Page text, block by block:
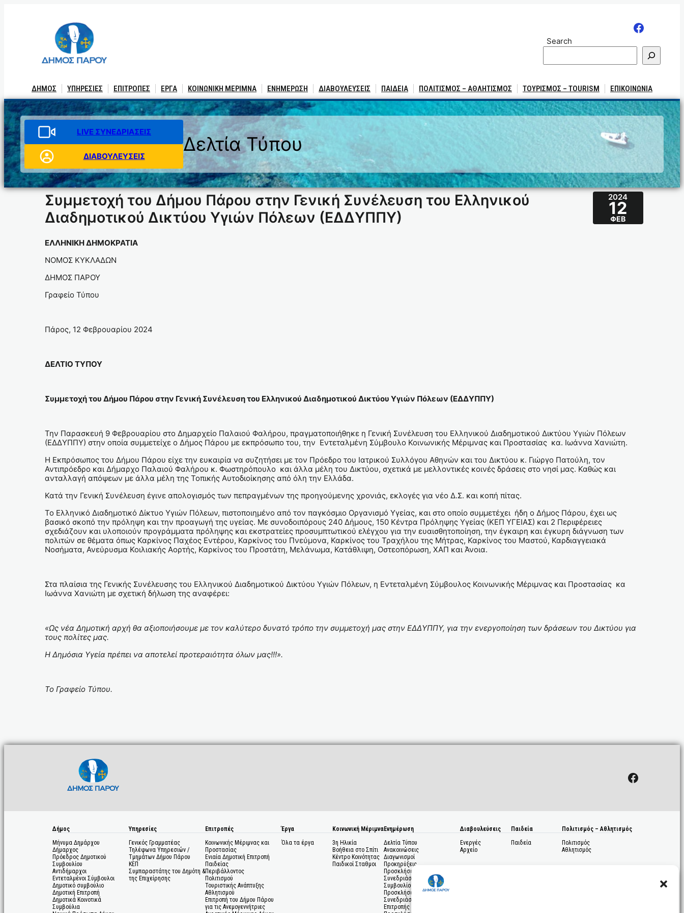
Search
ΔΗΜΟΣ ΥΠΗΡΕΣΙΕΣ ΕΠΙΤΡΟΠΕΣ ΕΡΓΑ ΚΟΙΝΩΝΙΚΗ ΜΕΡΙΜΝΑ ΕΝΗΜΕΡΩΣΗ ΔΙΑΒΟΥΛΕΥΣΕΙΣ ΠΑΙΔΕΙΑ ΠΟΛΙΤΙΣΜΟΣ – ΑΘΛΗΤΙΣΜΟΣ ΤΟΥΡΙΣΜΟΣ – TOURISM ΕΠΙΚΟΙΝΩΝΙΑ
LIVE ΣΥΝΕΔΡΙΑΣΕΙΣ
ΔΙΑΒΟΥΛΕΥΣΕΙΣ
Δελτία Τύπου
Συμμετοχή του Δήμου Πάρου στην Γενική Συνέλευση του Ελληνικού
Διαδημοτικού Δικτύου Υγιών Πόλεων (ΕΔΔΥΠΠΥ)
2024
12
ΦΕΒ
ΕΛΛΗΝΙΚΗ ΔΗΜΟΚΡΑΤΙΑ
ΝΟΜΟΣ ΚΥΚΛΑΔΩΝ
ΔΗΜΟΣ ΠΑΡΟΥ
Γραφείο Τύπου
Πάρος, 12 Φεβρουαρίου 2024
ΔΕΛΤΙΟ ΤΥΠΟΥ
Συμμετοχή του Δήμου Πάρου στην Γενική Συνέλευση του Ελληνικού Διαδημοτικού Δικτύου Υγιών Πόλεων (ΕΔΔΥΠΠΥ)
Την Παρασκευή 9 Φεβρουαρίου στο Δημαρχείο Παλαιού Φαλήρου, πραγματοποιήθηκε η Γενική Συνέλευση του Ελληνικού Διαδημοτικού Δικτύου Υγιών Πόλεων
(ΕΔΔΥΠΠΥ) στην οποία συμμετείχε ο Δήμος Πάρου με εκπρόσωπο του, την Εντεταλμένη Σύμβουλο Κοινωνικής Μέριμνας και Προστασίας κα. Ιωάννα Χανιώτη.
Η Εκπρόσωπος του Δήμου Πάρου είχε την ευκαιρία να συζητήσει με τον Πρόεδρο του Ιατρικού Συλλόγου Αθηνών και του Δικτύου κ. Γιώργο Πατούλη, τον
Αντιπρόεδρο και Δήμαρχο Παλαιού Φαλήρου κ. Φωστηρόπουλο και άλλα μέλη του Δικτύου, σχετικά με μελλοντικές κοινές δράσεις στο νησί μας. Καθώς και
ανταλλαγή απόψεων με άλλα μέλη της Τοπικής Αυτοδιοίκησης από όλη την Ελλάδα.
Κατά την Γενική Συνέλευση έγινε απολογισμός των πεπραγμένων της προηγούμενης χρονιάς, εκλογές για νέο Δ.Σ. και κοπή πίτας.
Το Ελληνικό Διαδημοτικό Δίκτυο Υγιών Πόλεων, πιστοποιημένο από τον παγκόσμιο Οργανισμό Υγείας, και στο οποίο συμμετέχει ήδη ο Δήμος Πάρου, έχει ως
βασικό σκοπό την πρόληψη και την προαγωγή της υγείας. Με συνοδοιπόρους 240 Δήμους, 150 Κέντρα Πρόληψης Υγείας (ΚΕΠ ΥΓΕΙΑΣ) και 2 Περιφέρειες
σχεδιάζουν και υλοποιούν προγράμματα πρόληψης και εκστρατείες προσυμπτωτικού ελέγχου για την ευαισθητοποίηση, την έγκαιρη και έγκυρη διάγνωση των
πολιτών σε θέματα όπως Καρκίνος Παχέος Εντέρου, Καρκίνος του Πνεύμονα, Καρκίνος του Τραχήλου της Μήτρας, Καρκίνος του Μαστού, Καρδιαγγειακά
Νοσήματα, Ανεύρυσμα Κοιλιακής Αορτής, Καρκίνος του Προστάτη, Μελάνωμα, Κατάθλιψη, Οστεοπόρωση, ΧΑΠ και Άνοια.
Στα πλαίσια της Γενικής Συνέλευσης του Ελληνικού Διαδημοτικού Δικτύου Υγιών Πόλεων, η Εντεταλμένη Σύμβουλος Κοινωνικής Μέριμνας και Προστασίας κα
Ιωάννα Χανιώτη με σχετική δήλωση της αναφέρει:
«Ως νέα Δημοτική αρχή θα αξιοποιήσουμε με τον καλύτερο δυνατό τρόπο την συμμετοχή μας στην ΕΔΔΥΠΠΥ, για την ενεργοποίηση των δράσεων του Δικτύου για
τους πολίτες μας.
Η Δημόσια Υγεία πρέπει να αποτελεί προτεραιότητα όλων μας!!!».
Το Γραφείο Τύπου.
Facebook
Δήμος
Μήνυμα Δημάρχου
Δήμαρχος
Πρόεδρος Δημοτικού
Συμβουλίου
Αντιδήμαρχοι
Εντεταλμένοι Σύμβουλοι
Δημοτικό συμβούλιο
Δημοτική Επιτροπή
Δημοτικά Κοινοτικά
Συμβούλια
Υπηρεσίες
Γενικός Γραμματέας
Τηλέφωνα Υπηρεσιών /
Τμημάτων Δήμου Πάρου
ΚΕΠ
Συμπαραστάτης του Δημότη &
της Επιχείρησης
Επιτροπές
Κοινωνικής Μέριμνας και
Προστασίας
Ενιαία Δημοτική Επιτροπή
Παιδείας
Περιβάλλοντος
Πολιτισμού
Τουριστικής Ανάπτυξης
Αθλητισμού
Επιτροπή του Δήμου Πάρου
για τις Ανεμογεννήτριες
Έργα
Όλα τα έργα
Κοινωνική Μέριμνα
3η Ηλικία
Βοήθεια στο Σπίτι
Κέντρο Κοινότητας
Παιδικοί Σταθμοι
Ενημέρωση
Δελτία Τύπου
Ανακοινώσεις
Διαγωνισμοί
Προκηρύξεις
Προσκλήσεις σε
Συνεδριάσεις Δημοτικού
Συμβουλίου
Προσκλήσεις σε
Συνεδριάσεις Δημοτικής
Επιτροπής
Διαβουλεύσεις
Ενεργές
Αρχείο
Παιδεία
Παιδεία
Πολιτισμός – Αθλητισμός
Πολιτισμός
Αθλητισμός